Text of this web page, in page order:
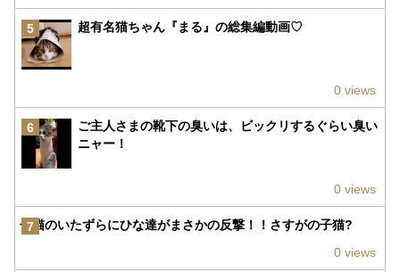
5 超有名猫ちゃん『まる』の総集編動画♡
0 views
6
ご主人さまの靴下の臭いは、ビックリするぐらい臭い
ニャー！
0 views
7
子猫のいたずらにひな達がまさかの反撃！！さすがの子猫?
0 views